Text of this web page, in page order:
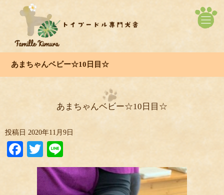
あまちゃんベビー☆10日目☆
あまちゃんベビー☆10日目☆
投稿日 2020年11月9日
Facebook
Twitter